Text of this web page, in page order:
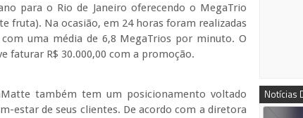
para o Rio de Janeiro oferecendo o MegaTrio
fruta). Na ocasião, em 24 horas foram realizadas
uma média de 6,8 MegaTrios por minuto. O
faturar R$ 30.000,00 com a promoção.
também tem um posicionamento voltado
estar de seus clientes. De acordo com a diretora
Notícias